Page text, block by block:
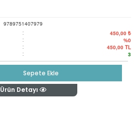
9789751407979
: 450,00 ₺
: %0
: 450,00 TL
: 3
Sepete Ekle
Ürün Detayı